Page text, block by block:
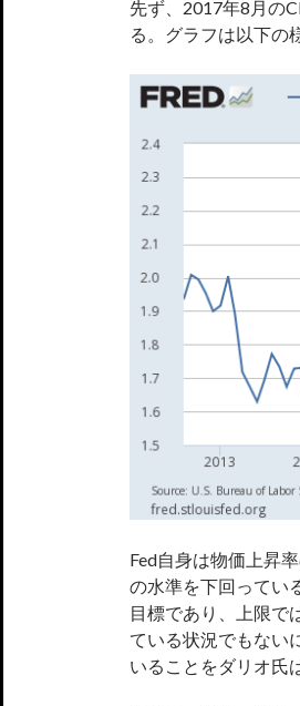
先ず、2017年8月の
る。グラフは以下の
Fed自身は物価上昇
の水準を下回ってい
目標であり、上限で
ている状況でもない
いることをダリオ氏